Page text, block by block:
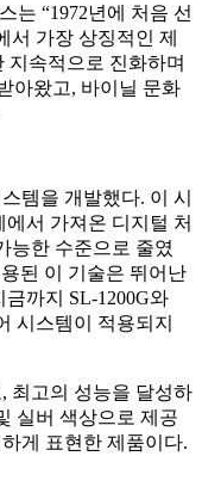
는 “1972년에 처음 선
서 가장 상징적인 제
지속적으로 진화하며
아왔고, 바이닐 문화
템을 개발했다. 이 시
서 가져온 디지털 처
능한 수준으로 줄였
된 이 기술은 뛰어난
까지 SL-1200G와
시스템이 적용되지
최고의 성능을 달성하
실버 색상으로 제공
게 표현한 제품이다.